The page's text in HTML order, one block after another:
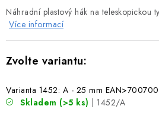
KATAMARÁNY - PONTON BOAT
VODNÍ SPORTY
Náhradní plastový hák na teleskopickou
Více informací
Varianta 1452: A - 25 mm
Skladem (>5 ks) | 1452/A